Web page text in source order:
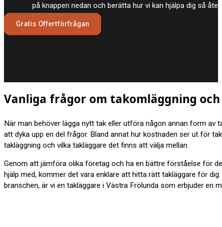
på knappen nedan och berätta hur vi kan hjälpa dig så
Gratis Offertförfrågan
Vanliga frågor om takomläggning
När man behöver lägga nytt tak eller utföra någon annan form av
att dyka upp en del frågor. Bland annat hur kostnaden ser ut för
takläggning och vilka takläggare det finns att välja mellan.
Genom att jämföra olika företag och ha en bättre förståelse för
hjälp med, kommer det vara enklare att hitta rätt takläggare för
branschen, är vi en takläggare i Västra Frölunda som erbjuder en